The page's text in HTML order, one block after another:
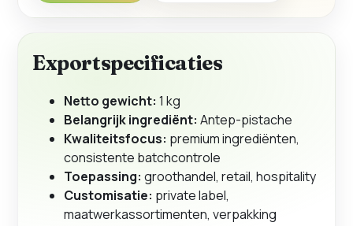
Exportspecificaties
Netto gewicht: 1 kg
Belangrijk ingrediënt: Antep-pistache
Kwaliteitsfocus: premium ingrediënten,
consistente batchcontrole
Toepassing: groothandel, retail, hospitality
Customisatie: private label,
maatwerkassortimenten, verpakking